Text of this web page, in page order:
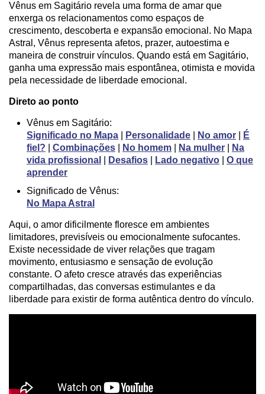
Vênus em Sagitário revela uma forma de amar que
enxerga os relacionamentos como espaços de
crescimento, descoberta e expansão emocional. No Mapa
Astral, Vênus representa afetos, prazer, autoestima e
maneira de construir vínculos. Quando está em Sagitário,
ganha uma expressão mais espontânea, otimista e movida
pela necessidade de liberdade emocional.
Direto ao ponto
Vênus em Sagitário:
Significado no Mapa
Personalidade No amor
É
fiel?
Combinações No homem Na mulher
Na
vida profissional
Desafios Lado negativo
O que
aprender
Significado de Vênus:
No Mapa Astral
Aqui, o amor dificilmente floresce em ambientes
limitadores, previsíveis ou emocionalmente sufocantes.
Existe necessidade de viver relações que tragam
movimento, entusiasmo e sensação de evolução
constante. O afeto cresce através das experiências
compartilhadas, das conversas estimulantes e da
liberdade para existir de forma autêntica dentro do vínculo.